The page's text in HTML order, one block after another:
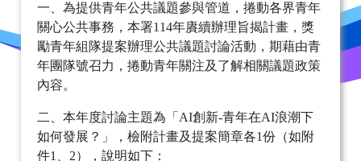
一、為提供青年公共議題參與管道，捲動各界青年
關心公共事務，本署114年賡續辦理旨揭計畫，獎
勵青年組隊提案辦理公共議題討論活動，期藉由青
年團隊號召力，捲動青年關注及了解相關議題政策
內容。
二、本年度討論主題為「AI創新-青年在AI浪潮下
如何發展？」，檢附計畫及提案簡章各1份（如附
件1、2），說明如下：